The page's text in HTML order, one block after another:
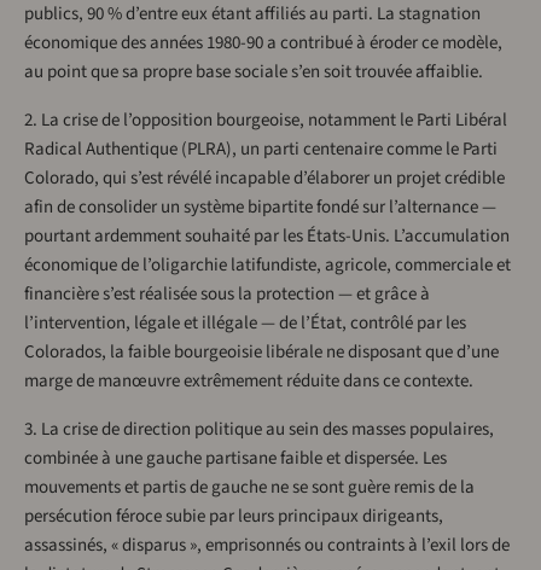
publics, 90 % d’entre eux étant affiliés au parti. La stagnation
économique des années 1980-90 a contribué à éroder ce modèle,
au point que sa propre base sociale s’en soit trouvée affaiblie.
2. La crise de l’opposition bourgeoise, notamment le Parti Libéral
Radical Authentique (PLRA), un parti centenaire comme le Parti
Colorado, qui s’est révélé incapable d’élaborer un projet crédible
afin de consolider un système bipartite fondé sur l’alternance —
pourtant ardemment souhaité par les États-Unis. L’accumulation
économique de l’oligarchie latifundiste, agricole, commerciale et
financière s’est réalisée sous la protection — et grâce à
l’intervention, légale et illégale — de l’État, contrôlé par les
Colorados, la faible bourgeoisie libérale ne disposant que d’une
marge de manœuvre extrêmement réduite dans ce contexte.
3. La crise de direction politique au sein des masses populaires,
combinée à une gauche partisane faible et dispersée. Les
mouvements et partis de gauche ne se sont guère remis de la
persécution féroce subie par leurs principaux dirigeants,
assassinés, « disparus », emprisonnés ou contraints à l’exil lors de